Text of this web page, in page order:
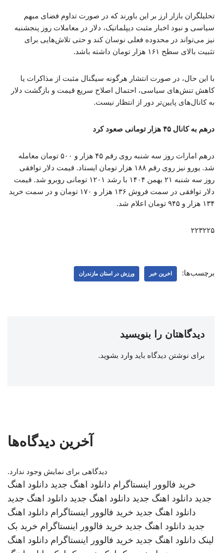
تحلیلگران بازار ارز بر این باورند که در صورت تداوم فضای مبهم
سیاسی و نبود اخبار مثبت دیپلماتیک، دلار در معاملات روز پنجشنبه
نیز می‌تواند در محدوده فعلی نوسان کند و حتی تلاش‌هایی برای
تثبیت بالای سطح ۱۶۱ هزار تومان داشته باشد.
با این حال، در صورت انتشار هرگونه سیگنال مثبت از مذاکرات یا
کاهش تنش‌های سیاسی، احتمال اصلاح سریع قیمت و بازگشت دلار
به کانال‌های پایین‌تر دور از انتظار نیست.
درهم به کانال ۴۵ هزار تومانی صعود کرد
درهم امارات روز سه شنبه روی رقم ۴۵ هزار و ۵۰۰ تومان معامله
شد. یورو نیز روی رقم ۱۸۸ هزار تومان ایستاد. قیمت دلار توافقی
روز سه شنبه ۲۱ بهمن ۱۴۰۴ با رشد ۱۲۰۱ تومانی روبرو شد. قیمت
دلار توافقی در سمت فروش ۱۳۶ هزار و ۱۷۰ تومان و در سمت خرید
۱۳۴ هزار و ۹۴۵ تومان اعلام شد.
۲۲۳۲۲۵
برچسب‌ها: اخرین خبر ورزش در استان مازندران
دیدگاهتان را بنویسید
برای نوشتن دیدگاه باید وارد بشوید.
آخرین دیدگاه‌ها
دیدگاهی برای نمایش وجود ندارد.
خرید فالوور اینستاگرام دانلود اهنگ جدید دانلود اهنگ
جدید دانلود اهنگ جدید دانلود اهنگ جدید دانلود اهنگ جدید
دانلود اهنگ جدید خرید فالوور اینستاگرام دانلود اهنگ
جدید دانلود اهنگ جدید خرید فالوور اینستاگرام خرید بک
لینک دانلود اهنگ جدید خرید فالوور اینستاگرام دانلود اهنگ